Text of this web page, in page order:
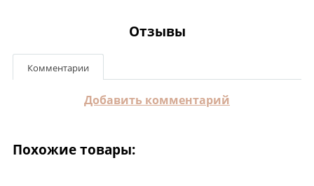
Отзывы
Комментарии
Добавить комментарий
Похожие товары: